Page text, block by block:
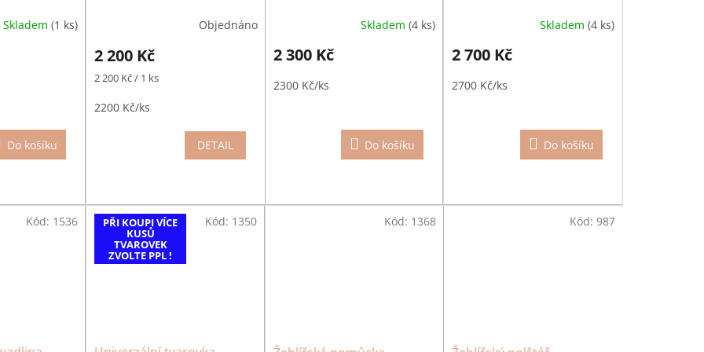
Skladem(1 ks)
Do košíku
Objednáno
2 200 Kč
Měrná
2 200 Kč / 1 ks
DETAIL
2200 Kč/ks
Skladem(4 ks)
2 300 Kč
Do košíku
2300 Kč/ks
Skladem (4 ks)
2 700 Kč
Do košíku
2700 Kč/ks
Kód: 1536 PŘI KOUPI VÍCE
KUSŮ
TVAROVEK
ZVOLTE PPL !
Kód: 1350 Kód: 1368 Kód: 987